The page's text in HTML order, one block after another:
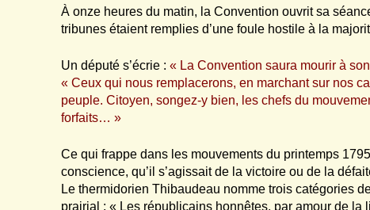
À onze heures du matin, la Convention ouvrit sa
tribunes étaient remplies d’une foule hostile à la
Un député s’écrie :« La Convention saura mourir à
« Ceux qui nous remplacerons, en marchant sur nos
peuple. Citoyen, songez-y bien, les chefs du
forfaits… »
Ce qui frappe dans les mouvements du printemps
conscience, qu’il s’agissait de la victoire ou de la
Le thermidorien Thibaudeau nomme trois catégories
prairial : « Les républicains honnêtes, par amour de